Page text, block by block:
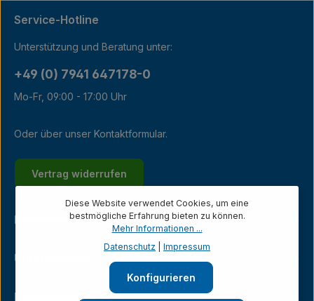
Service-Hotline
Unterstützung und Beratung unter:
+49 (0) 7941 647178-0
Mo-Fr, 09:00 - 17:00 Uhr
Oder über unser Kontaktformular.
Vertrag widerrufen
Kundenservice
Unternehmen
Ladengeschäft
Diese Website verwendet Cookies, um eine
bestmögliche Erfahrung bieten zu können.
Mehr Informationen ...
Datenschutz
Impressum
Konfigurieren